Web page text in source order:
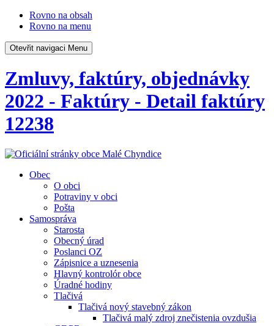
Rovno na obsah
Rovno na menu
Otevřit navigaci Menu
Zmluvy, faktúry, objednávky
2022 - Faktúry - Detail faktúry
12238
Obec
O obci
Potraviny v obci
Pošta
Samospráva
Starosta
Obecný úrad
Poslanci OZ
Zápisnice a uznesenia
Hlavný kontrolór obce
Úradné hodiny
Tlačivá
Tlačivá nový stavebný zákon
Tlačivá malý zdroj znečistenia ovzdušia